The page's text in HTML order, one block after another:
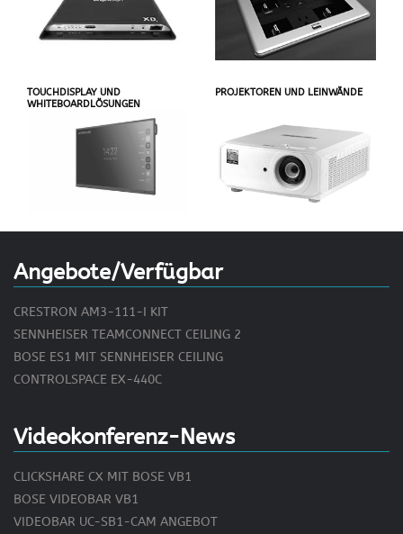
TOUCHDISPLAY UND
WHITEBOARDLÖSUNGEN
PROJEKTOREN UND LEINWÄNDE
Angebote/Verfügbar
Videokonferenz-News
CRESTRON AM3-111-I KIT
SENNHEISER TEAMCONNECT CEILING 2
BOSE ES1 MIT SENNHEISER CEILING
CONTROLSPACE EX-440C
CLICKSHARE CX MIT BOSE VB1
BOSE VIDEOBAR VB1
VIDEOBAR UC-SB1-CAM ANGEBOT